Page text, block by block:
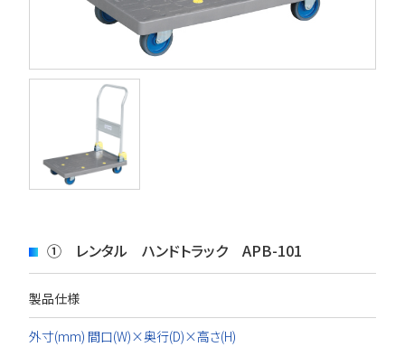
① レンタル ハンドトラック APB-101
製品仕様
外寸(mm) 間口(W)×奥行(D)×高さ(H)